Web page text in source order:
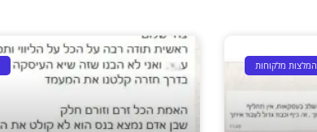
המלצות מלקוחות